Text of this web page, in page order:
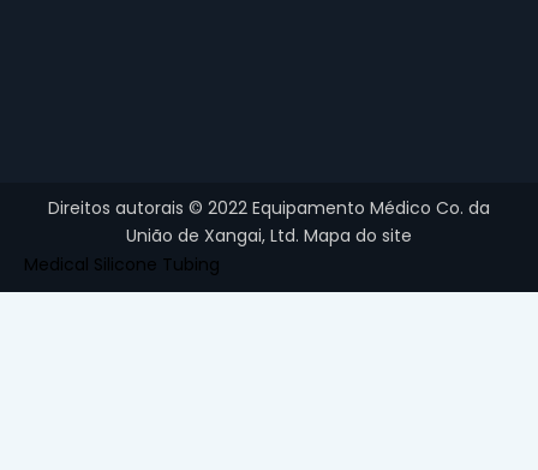
Direitos autorais © 2022 Equipamento Médico Co. da
União de Xangai, Ltd. Mapa do site
Medical Silicone Tubing